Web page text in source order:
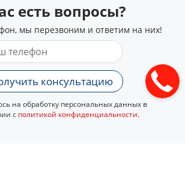
есть вопросы?
мы перезвоним и ответим на них!
консультацию
на обработку персональных данных в
с политикой конфиденциальности.